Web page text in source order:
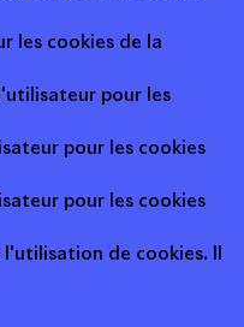
les cookies de la
pour les
pour les cookies
pour les cookies
de cookies. Il